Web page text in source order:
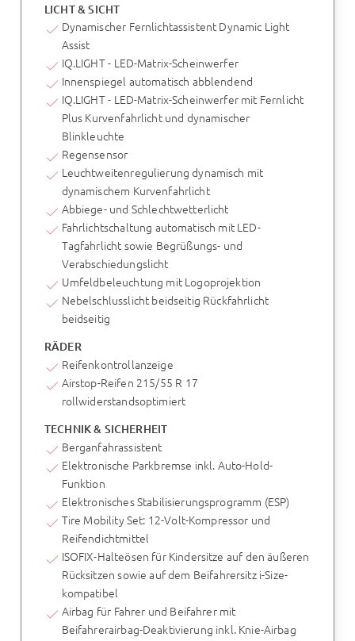
LICHT & SICHT
Dynamischer Fernlichtassistent Dynamic Light
Assist
IQ.LIGHT - LED-Matrix-Scheinwerfer
Innenspiegel automatisch abblendend
IQ.LIGHT - LED-Matrix-Scheinwerfer mit Fernlicht
Plus Kurvenfahrlicht und dynamischer
Blinkleuchte
Regensensor
Leuchtweitenregulierung dynamisch mit
dynamischem Kurvenfahrlicht
Abbiege- und Schlechtwetterlicht
Fahrlichtschaltung automatisch mit LED-
Tagfahrlicht sowie Begrüßungs- und
Verabschiedungslicht
Umfeldbeleuchtung mit Logoprojektion
Nebelschlusslicht beidseitig Rückfahrlicht
beidseitig
RÄDER
Reifenkontrollanzeige
Airstop-Reifen 215/55 R 17
rollwiderstandsoptimiert
TECHNIK & SICHERHEIT
Berganfahrassistent
Elektronische Parkbremse inkl. Auto-Hold-
Funktion
Elektronisches Stabilisierungsprogramm (ESP)
Tire Mobility Set: 12-Volt-Kompressor und
Reifendichtmittel
ISOFIX-Halteösen für Kindersitze auf den äußeren
Rücksitzen sowie auf dem Beifahrersitz i-Size-
kompatibel
Airbag für Fahrer und Beifahrer mit
Beifahrerairbag-Deaktivierung inkl. Knie-Airbag